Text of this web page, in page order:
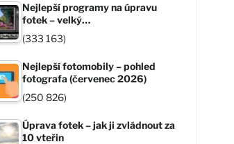
Nejlepší programy na úpravu
fotek – velký…
(333 163)
Nejlepší fotomobily – pohled
fotografa (červenec 2026)
(250 826)
Úprava fotek – jak ji zvládnout za
10 vteřin